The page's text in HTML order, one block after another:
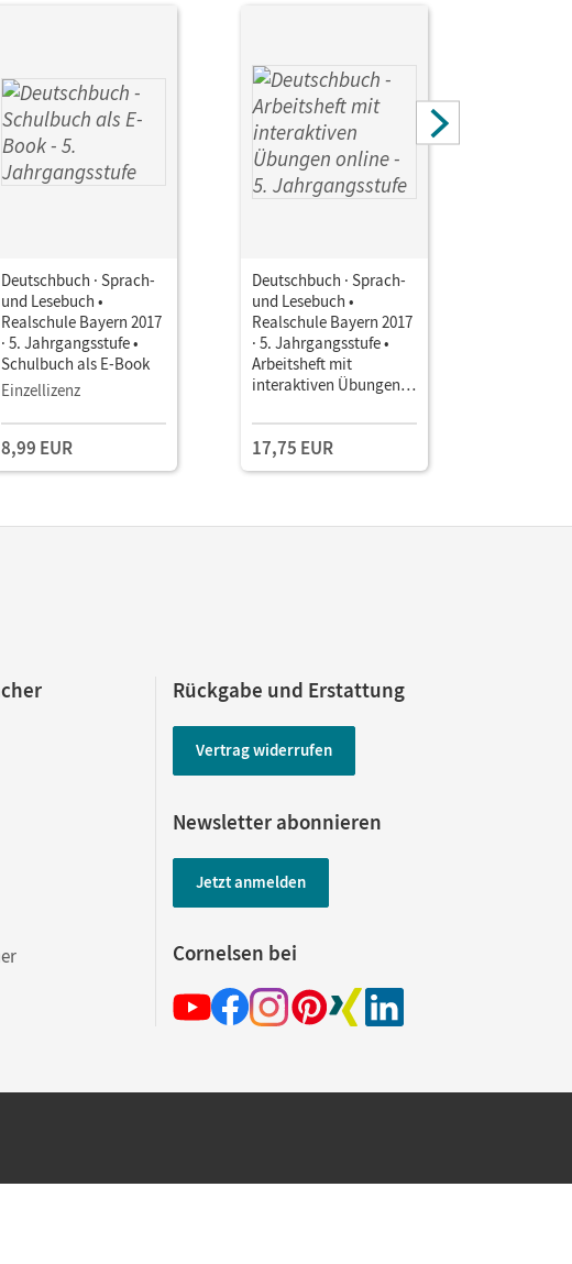
Deutschbuch · Sprach-
und Lesebuch •
Realschule Bayern 2017
· 5. Jahrgangsstufe •
Schulbuch als E-Book
Einzellizenz
8,99 EUR
Deutschbuch · Sprach-
und Lesebuch •
Realschule Bayern 2017
· 5. Jahrgangsstufe •
Arbeitsheft mit
interaktiven Übungen
17,75 EUR
Rückgabe und Erstattung
Vertrag widerrufen
Newsletter abonnieren
Jetzt anmelden
Cornelsen bei
wir versandkostenfrei innerhalb Deutschlands